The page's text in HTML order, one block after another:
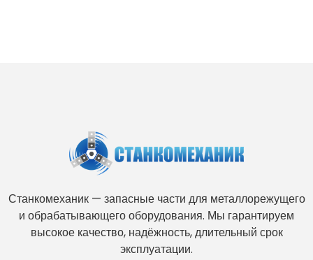
Станкомеханик — запасные части для металлорежущего
и обрабатывающего оборудования. Мы гарантируем
высокое качество, надёжность, длительный срок
эксплуатации.